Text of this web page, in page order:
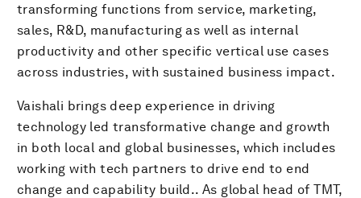
transforming functions from service, marketing,
sales, R&D, manufacturing as well as internal
productivity and other specific vertical use cases
across industries, with sustained business impact.
Vaishali brings deep experience in driving
technology led transformative change and growth
in both local and global businesses, which includes
working with tech partners to drive end to end
change and capability build.. As global head of TMT,